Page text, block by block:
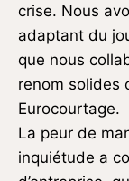
crise. Nous
adaptant du
que nous
renom solides
Eurocourtage.
La peur de
inquiétude a